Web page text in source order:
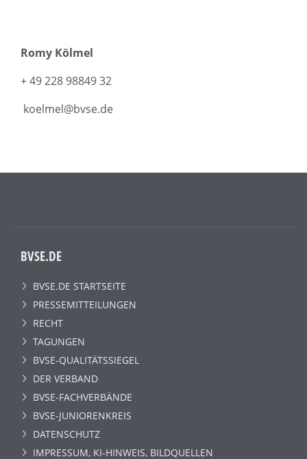
Romy Kölmel
+ 49 228 98849 32
koelmel@bvse.de
BVSE.DE
BVSE.DE STARTSEITE
PRESSEMITTEILUNGEN
RECHT
TAGUNGEN
BVSE-QUALITÄTSSIEGEL
DER VERBAND
BVSE-FACHVERBÄNDE
BVSE-JUNIORENKREIS
DATENSCHUTZ
IMPRESSUM, KI-HINWEIS, BILDQUELLEN